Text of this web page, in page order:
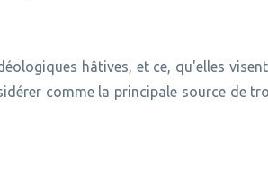
hâtives, et ce, qu'elles
comme la principale source de